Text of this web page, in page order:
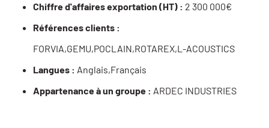
Chiffre d'affaires exportation (HT) : 2 300 000€
Références clients :
FORVIA,GEMU,POCLAIN,ROTAREX,L-ACOUSTICS
Langues : Anglais,Français
Appartenance à un groupe : ARDEC INDUSTRIES